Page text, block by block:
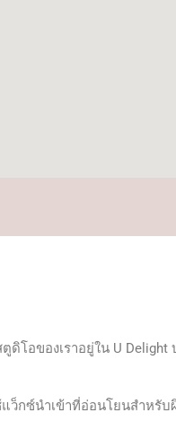
โอของเราอยู่ใน U
กซ์นำเข้าที่อ่อนโยนสำหรั